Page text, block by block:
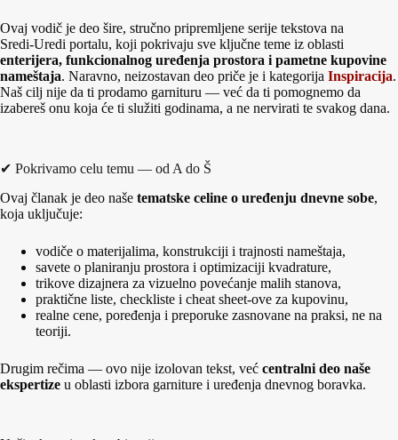
Ovaj vodič je deo šire, stručno pripremljene serije tekstova na
Sredi‑Uredi portalu, koji pokrivaju sve ključne teme iz oblasti
enterijera, funkcionalnog uređenja prostora i pametne kupovine
nameštaja. Naravno, neizostavan deo priče je i kategorija Inspiracija.
Naš cilj nije da ti prodamo garnituru — već da ti pomognemo da
izabereš onu koja će ti služiti godinama, a ne nervirati te svakog dana.
✔ Pokrivamo celu temu — od A do Š
Ovaj članak je deo naše tematske celine o uređenju dnevne sobe,
koja uključuje:
vodiče o materijalima, konstrukciji i trajnosti nameštaja,
savete o planiranju prostora i optimizaciji kvadrature,
trikove dizajnera za vizuelno povećanje malih stanova,
praktične liste, checkliste i cheat sheet‑ove za kupovinu,
realne cene, poređenja i preporuke zasnovane na praksi, ne na
teoriji.
Drugim rečima — ovo nije izolovan tekst, već centralni deo naše
ekspertize u oblasti izbora garniture i uređenja dnevnog boravka.